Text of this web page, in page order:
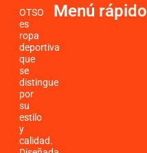
OTSO
es
ropa
deportiva
que
se
distingue
por
su
estilo
y
calidad.
Menú rápido